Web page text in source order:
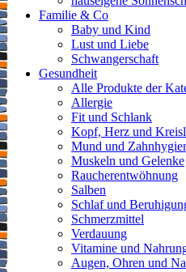
Familie & Co
Baby und Kind
Lust und Liebe
Schwangerschaft
Gesundheit
Alle Produkte der
Allergie
Fit und Schlank
Kopf, Herz und
Mund und
Muskeln und Gelenke
Raucherentwöhnung
Salben
Schlaf und
Schmerzmittel
Verdauung
Vitamine und
Augen, Ohren und